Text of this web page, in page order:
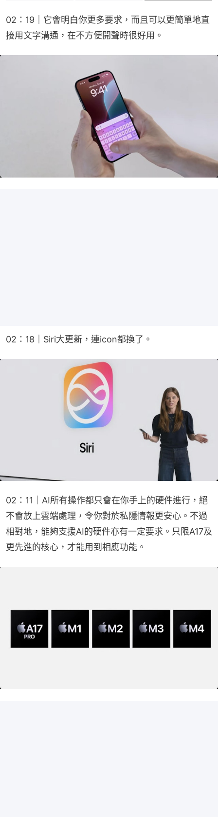
02：19｜它會明白你更多要求，而且可以更簡單地直
接用文字溝通，在不方便開聲時很好用。
02：18｜Siri大更新，連icon都換了。
02：11｜AI所有操作都只會在你手上的硬件進行，絕
不會放上雲端處理，令你對於私隱情報更安心。不過
相對地，能夠支援AI的硬件亦有一定要求。只限A17及
更先進的核心，才能用到相應功能。